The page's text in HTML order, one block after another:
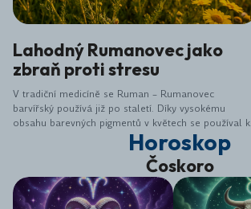
Lahodný Rumanovec jako
zbraň proti stresu
V tradiční medicíně se Ruman – Rumanovec
barvířský používá již po staletí. Díky vysokému
obsahu barevných pigmentů v květech se používal k
barvení hedvábí. Krásnější žlutou barvu nebylo
možné najít. I na Slovensku se proslavil zejména
díky své schopnosti barvit látky a předměty denní
potřeby. Nás však zajímají především jeho léčivé
účinky.
Horoskop
Čoskoro